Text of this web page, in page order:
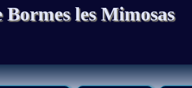
les Mimosas